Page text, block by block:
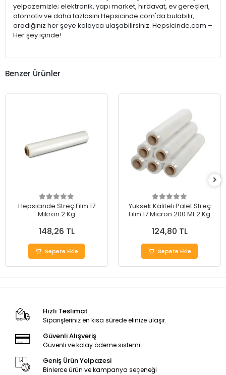
yelpazemizle; elektronik, yapı market, hırdavat, ev gereçleri,
otomotiv ve daha fazlasını Hepsicinde.com'da bulabilir,
aradığınız her şeye kolayca ulaşabilirsiniz. Hepsicinde.com –
Her şey içinde!
Benzer Ürünler
Hepsicinde Streç Film 17
Mikron 2 Kg
148,26 TL
Sepete Ekle
Yüksek Kaliteli Palet Streç
Film 17 Micron 200 Mt 2 Kg
124,80 TL
Sepete Ekle
Hızlı Teslimat
Siparişleriniz en kısa sürede elinize ulaşır.
Güvenli Alışveriş
Güvenli ve kolay ödeme sistemi
Geniş Ürün Yelpazesi
Binlerce ürün ve kampanya seçeneği